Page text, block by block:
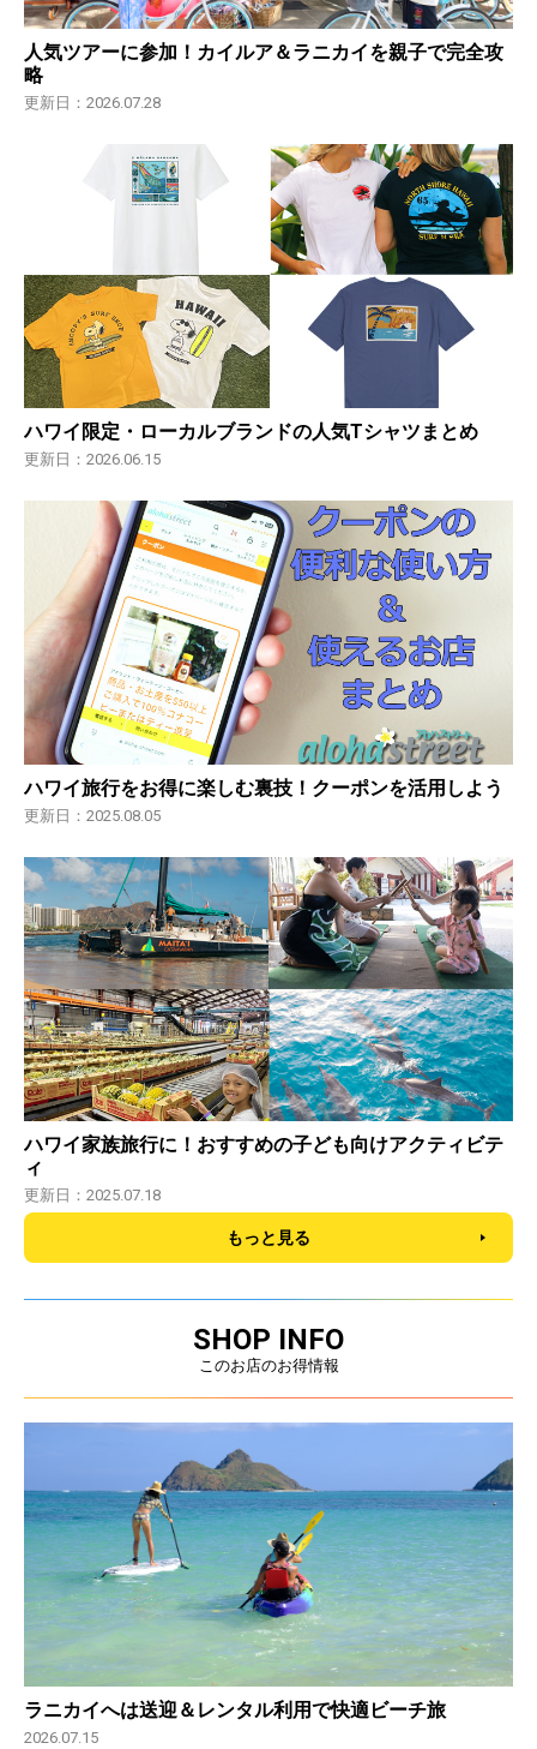
人気ツアーに参加！カイルア＆ラニカイを親子で完全攻
略
更新日：2026.07.28
ハワイ限定・ローカルブランドの人気Tシャツまとめ
更新日：2026.06.15
ハワイ旅行をお得に楽しむ裏技！クーポンを活用しよう
更新日：2025.08.05
ハワイ家族旅行に！おすすめの子ども向けアクティビテ
ィ
更新日：2025.07.18
もっと見る
SHOP INFO
このお店のお得情報
ラニカイへは送迎＆レンタル利用で快適ビーチ旅
2026.07.15